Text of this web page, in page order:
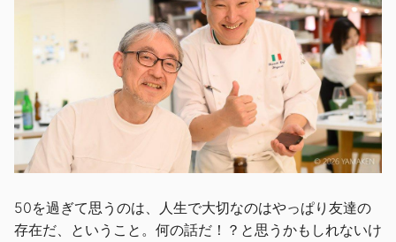
50を過ぎて思うのは、人生で大切なのはやっぱり友達の
存在だ、ということ。何の話だ！？と思うかもしれないけ